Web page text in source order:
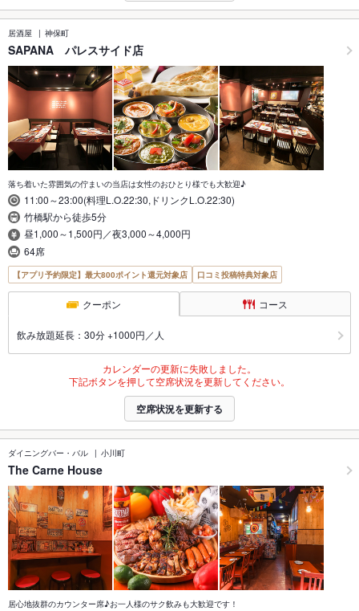
居酒屋 神保町
SAPANA パレスサイド店
落ち着いた雰囲気の佇まいの当店は女性のおひとり様でも大歓迎♪
11:00～23:00(料理L.O.22:30,ドリンクL.O.22:30)
竹橋駅から徒歩5分
昼1,000～1,500円／夜3,000～4,000円
64席
【アプリ予約限定】最大800ポイント還元対象店 口コミ投稿特典対象店
クーポン コース
飲み放題延長：30分 +1000円／人
カレンダーの更新に失敗しました。
下記ボタンを押して空席状況を更新してください。
空席状況を更新する
ダイニングバー・バル 小川町
The Carne House
居心地抜群のカウンター席♪お一人様のサク飲みも大歓迎です！